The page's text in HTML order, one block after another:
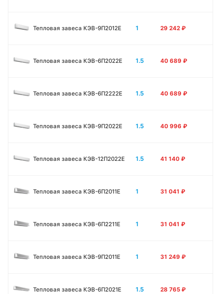
Тепловая завеса КЭВ-9П2012Е 1 29 242 ₽
Тепловая завеса КЭВ-6П2022Е 1.5 40 689 ₽
Тепловая завеса КЭВ-6П2222Е 1.5 40 689 ₽
Тепловая завеса КЭВ-9П2022Е 1.5 40 996 ₽
Тепловая завеса КЭВ-12П2022Е 1.5 41 140 ₽
Тепловая завеса КЭВ-6П2011E 1 31 041 ₽
Тепловая завеса КЭВ-6П2211E 1 31 041 ₽
Тепловая завеса КЭВ-9П2011E 1 31 249 ₽
Тепловая завеса КЭВ-6П2021E 1.5 28 765 ₽